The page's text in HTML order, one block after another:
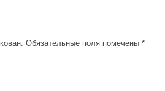
Обязательные поля помечены *